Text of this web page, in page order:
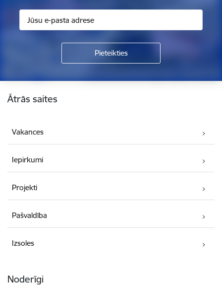
Ātrās saites
Vakances
Iepirkumi
Projekti
Pašvaldība
Izsoles
Noderīgi